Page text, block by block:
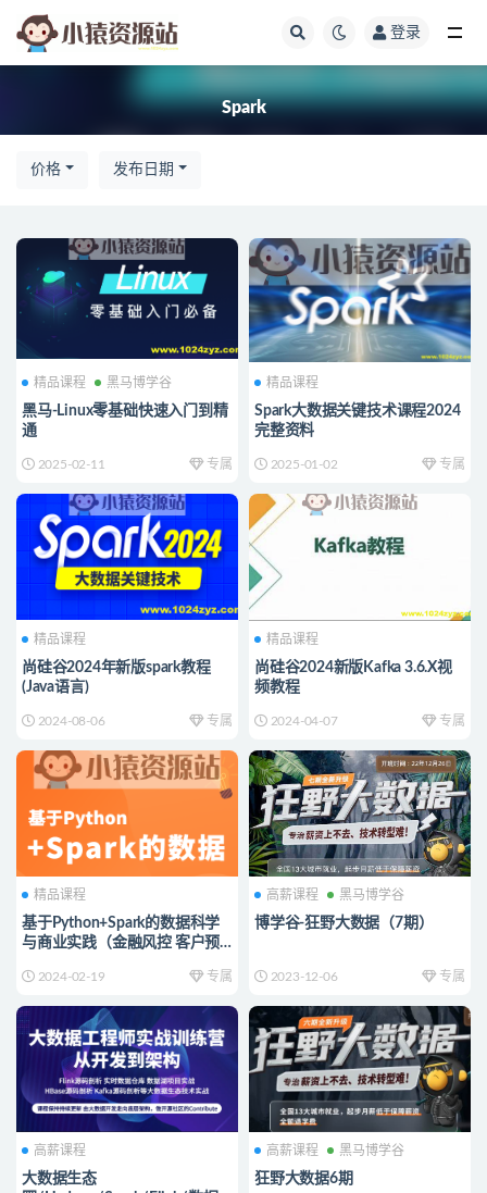
登录
Spark
价格 发布日期
精品课程 黑马博学谷
黑马-Linux零基础快速入门到精
通
2025-02-11 专属
精品课程
Spark大数据关键技术课程2024
完整资料
2025-01-02 专属
精品课程
尚硅谷2024年新版spark教程
(Java语言)
2024-08-06 专属
精品课程
尚硅谷2024新版Kafka 3.6.X视
频教程
2024-04-07 专属
精品课程
基于Python+Spark的数据科学
与商业实践（金融风控 客户预
2024-02-19 专属
高薪课程 黑马博学谷
博学谷-狂野大数据（7期）
2023-12-06 专属
高薪课程
大数据生态
高薪课程 黑马博学谷
狂野大数据6期